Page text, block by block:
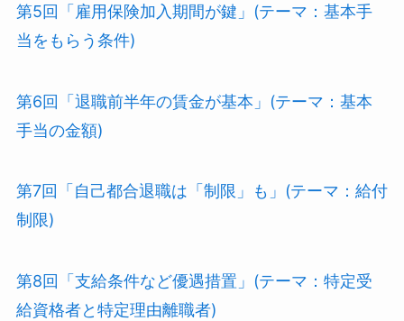
第5回「雇用保険加入期間が鍵」(テーマ：基本手
当をもらう条件)
第6回「退職前半年の賃金が基本」(テーマ：基本
手当の金額)
第7回「自己都合退職は「制限」も」(テーマ：給付
制限)
第8回「支給条件など優遇措置」(テーマ：特定受
給資格者と特定理由離職者)